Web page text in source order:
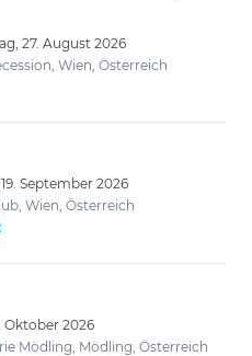
27. August 2026
Wien, Österreich
September 2026
Wien, Österreich
Oktober 2026
Mödling, Mödling, Österreich